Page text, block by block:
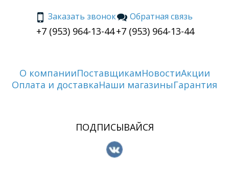
Заказать звонок
+7 (953) 964-13-44
Обратная связь
+7 (953) 964-13-44
О компанииПоставщикамНовостиАкции
Оплата и доставкаНаши магазиныГарантия
ПОДПИСЫВАЙСЯ